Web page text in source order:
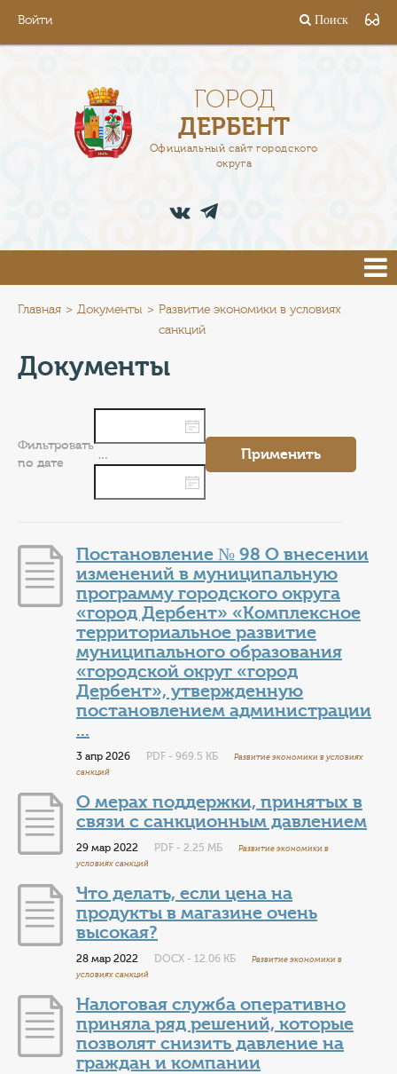
Войти Поиск
ГОРОД
ДЕРБЕНТ
Официальный сайт городского
округа
АДМИНИСТРАЦИЯ
ПРЕСС-ЦЕНТР
ТУРИСТАМ
ТАРИФЫ
СЛУЖБА ПО КОНТРАКТУ
Главная Документы
Развитие экономики в условиях
санкций
Документы
Фильтровать
по дате
… Применить
Постановление № 98 О внесении
изменений в муниципальную
программу городского округа
«город Дербент» «Комплексное
территориальное развитие
муниципального образования
«городской округ «город
Дербент», утвержденную
постановлением администрации
...
3 апр 2026 PDF - 969.5 КБ
Развитие экономики в условиях
санкций
О мерах поддержки, принятых в
связи с санкционным давлением
29 мар 2022 PDF - 2.25 МБ
Развитие экономики в
условиях санкций
Что делать, если цена на
продукты в магазине очень
высокая?
28 мар 2022 DOCX - 12.06 КБ
Развитие экономики в
условиях санкций
Налоговая служба оперативно
приняла ряд решений, которые
позволят снизить давление на
граждан и компании